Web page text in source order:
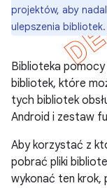
projektów, aby
ulepszenia bibliotek.
Biblioteka
bibliotek, które
tych bibliotek
Android i zestaw
Aby korzystać z
pobrać pliki
wykonać ten krok,